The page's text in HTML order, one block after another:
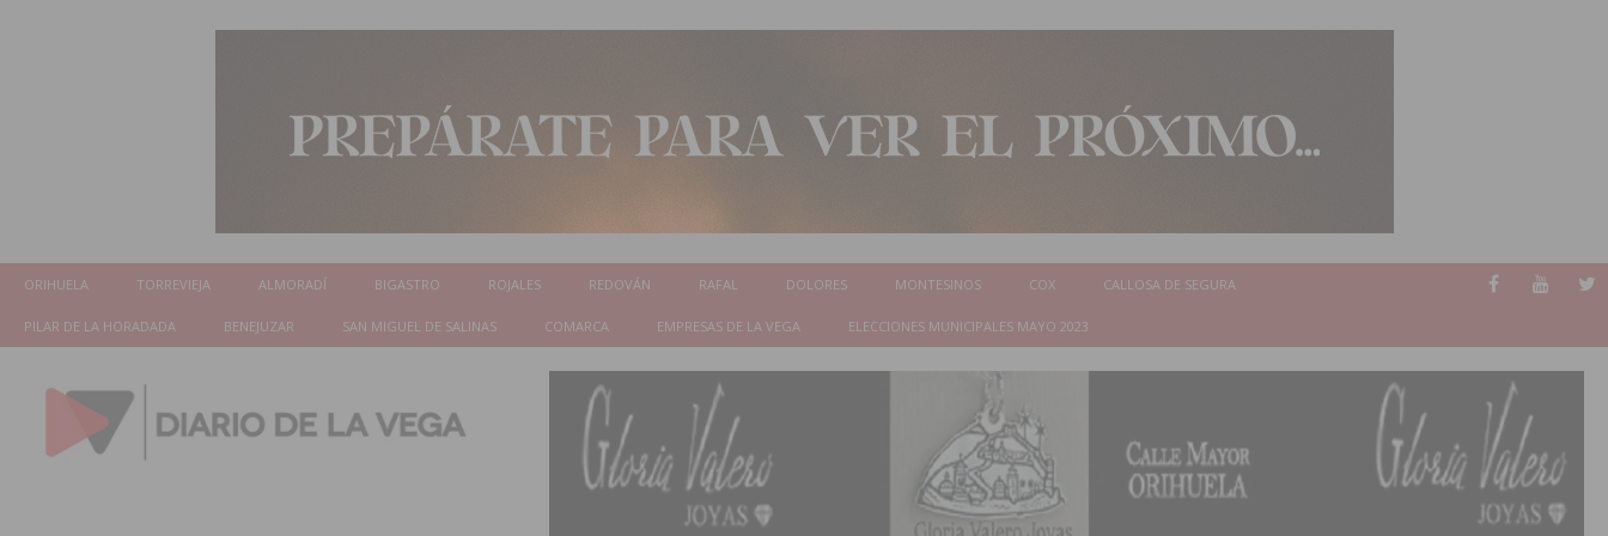
ORIHUELA TORREVIEJA ALMORADÍ BIGASTRO ROJALES REDOVÁN RAFAL DOLORES MONTESINOS COX CALLOSA DE SEGURA
PILAR DE LA HORADADA BENEJUZAR SAN MIGUEL DE SALINAS COMARCA EMPRESAS DE LA VEGA ELECCIONES MUNICIPALES MAYO 2023